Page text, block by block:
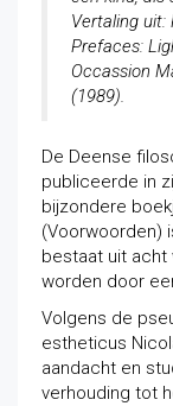
Vertaling uit:
Prefaces:
Occassion
(1989).
De Deense
publiceerde in
bijzondere
(Voorwoorden)
bestaat uit acht
worden door
Volgens de
estheticus
aandacht en
verhouding tot